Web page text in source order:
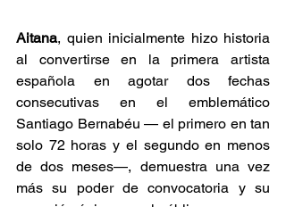
Aitana, quien inicialmente hizo historia
al convertirse en la primera artista
española en agotar dos fechas
consecutivas en el emblemático
Santiago Bernabéu — el primero en tan
solo 72 horas y el segundo en menos
de dos meses—, demuestra una vez
más su poder de convocatoria y su